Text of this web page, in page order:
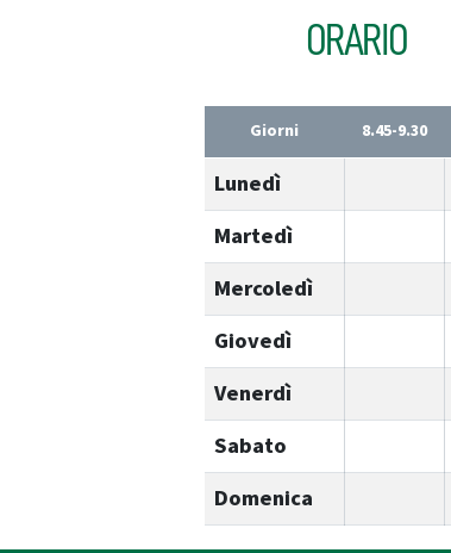
ORARIO
Giorni 8.45-9.30
Lunedì
Martedì
Mercoledì
Giovedì
Venerdì
Sabato
Domenica